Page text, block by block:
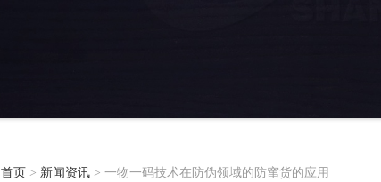
首页 > 新闻资讯 > 一物一码技术在防伪领域的防窜货的应用